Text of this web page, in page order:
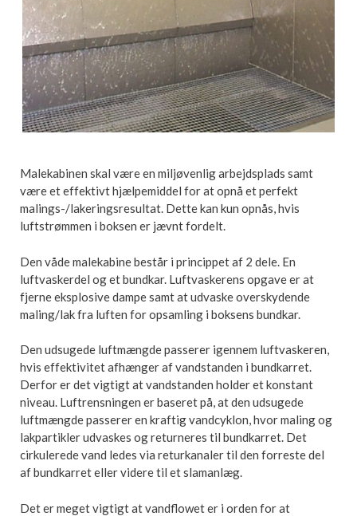
Malekabinen skal være en miljøvenlig arbejdsplads samt
være et effektivt hjælpemiddel for at opnå et perfekt
malings-/lakeringsresultat. Dette kan kun opnås, hvis
luftstrømmen i boksen er jævnt fordelt.
Den våde malekabine består i princippet af 2 dele. En
luftvaskerdel og et bundkar. Luftvaskerens opgave er at
fjerne eksplosive dampe samt at udvaske overskydende
maling/lak fra luften for opsamling i boksens bundkar.
Den udsugede luftmængde passerer igennem luftvaskeren,
hvis effektivitet afhænger af vandstanden i bundkarret.
Derfor er det vigtigt at vandstanden holder et konstant
niveau. Luftrensningen er baseret på, at den udsugede
luftmængde passerer en kraftig vandcyklon, hvor maling og
lakpartikler udvaskes og returneres til bundkarret. Det
cirkulerede vand ledes via returkanaler til den forreste del
af bundkarret eller videre til et slamanlæg.
Det er meget vigtigt at vandflowet er i orden for at